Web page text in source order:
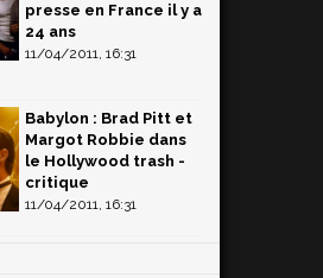
presse en France il y a
24 ans
11/04/2011, 16:31
Babylon : Brad Pitt et
Margot Robbie dans
le Hollywood trash -
critique
11/04/2011, 16:31